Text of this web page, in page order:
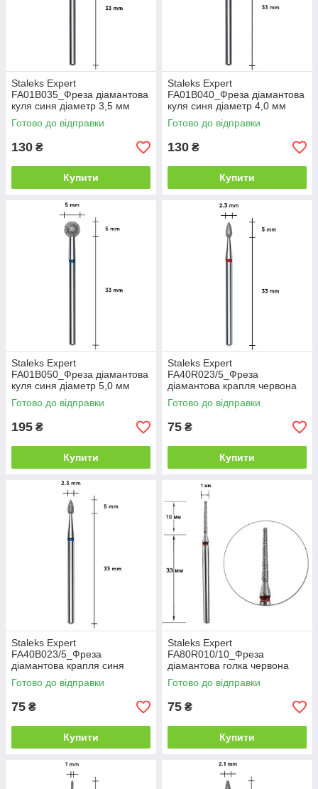
Staleks Expert
FA01B035_Фреза діамантова
куля синя діаметр 3,5 мм
Готово до відправки
130 ₴
Купити
Staleks Expert
FA01B040_Фреза діамантова
куля синя діаметр 4,0 мм
Готово до відправки
130 ₴
Купити
Staleks Expert
FA01B050_Фреза діамантова
куля синя діаметр 5,0 мм
Готово до відправки
195 ₴
Купити
Staleks Expert
FA40R023/5_Фреза
діамантова крапля червона
діаметр 2,3мм/робоча
частина 5мм
Готово до відправки
75 ₴
Купити
Staleks Expert
FA40B023/5_Фреза
діамантова крапля синя
діаметр 2,3мм/робоча
частина 5мм
Готово до відправки
75 ₴
Купити
Staleks Expert
FA80R010/10_Фреза
діамантова голка червона
діаметр 1мм/робоча частина
10мм
Готово до відправки
75 ₴
Купити